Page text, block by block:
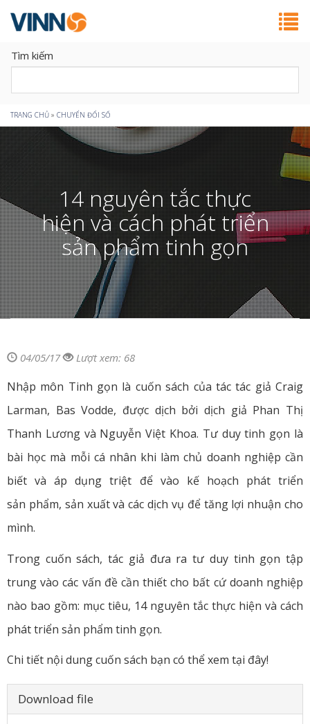
Tìm kiếm
Bạn
đang
ở
đây
TRANG CHỦ » CHUYỂN ĐỔI SỐ
14 nguyên tắc thực
hiện và cách phát triển
sản phẩm tinh gọn
04/05/17 Lượt xem: 68
Nhập môn Tinh gọn là cuốn sách của tác tác giả Craig
Larman, Bas Vodde, được dịch bởi dịch giả Phan Thị
Thanh Lương và Nguyễn Việt Khoa. Tư duy tinh gọn là
bài học mà mỗi cá nhân khi làm chủ doanh nghiệp cần
biết và áp dụng triệt để vào kế hoạch phát triển
sản phẩm, sản xuất và các dịch vụ để tăng lợi nhuận cho
mình.
Trong cuốn sách, tác giả đưa ra tư duy tinh gọn tập
trung vào các vấn đề cần thiết cho bất cứ doanh nghiệp
nào bao gồm: mục tiêu, 14 nguyên tắc thực hiện và cách
phát triển sản phẩm tinh gọn.
Chi tiết nội dung cuốn sách bạn có thể xem tại đây!
Ẩn
Download file